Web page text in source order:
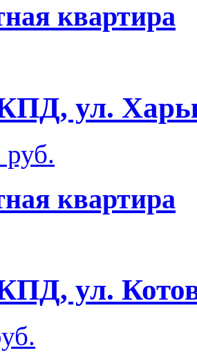
квартира
ул.
руб.
квартира
ул.